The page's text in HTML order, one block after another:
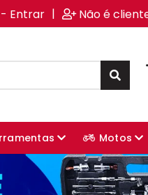
Entrar | Não é
Motos